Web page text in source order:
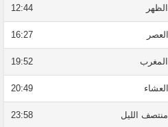
الظهر 12:44
العصر 16:27
المغرب 19:52
العشاء 20:49
منتصف الليل 23:58